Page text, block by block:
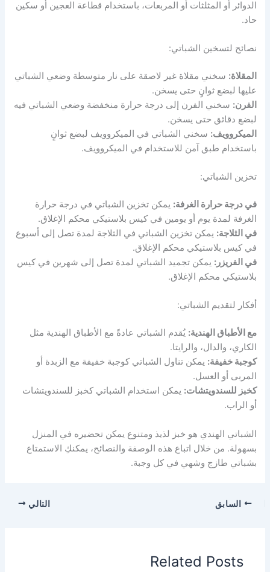
الدوائر أو المثلثات أو المربعات، باستخدام قطاعة العجين أو سكين
حاد.
نصائح لتسخين الشباتي:
المقلاة: سخني مقلاة غير لاصقة على نار متوسطة وضعي الشباتي
عليها لبضع ثوانٍ حتى يسخن.
الفرن: سخني الفرن إلى درجة حرارة منخفضة وضعي الشباتي فيه
لبضع دقائق حتى يسخن.
الميكروويف: سخني الشباتي في الميكروويف لبضع ثوانٍ
باستخدام طبق آمن للاستخدام في الميكروويف.
تخزين الشباتي:
في درجة حرارة الغرفة: يمكن تخزين الشباتي في درجة حرارة
الغرفة لمدة يوم أو يومين في كيس بلاستيكي محكم الإغلاق.
في الثلاجة: يمكن تخزين الشباتي في الثلاجة لمدة تصل إلى أسبوع
في كيس بلاستيكي محكم الإغلاق.
في الفريزر: يمكن تجميد الشباتي لمدة تصل إلى شهرين في كيس
بلاستيكي محكم الإغلاق.
أفكار لتقديم الشباتي:
مع الأطباق الهندية: يُقدم الشباتي عادةً مع الأطباق الهندية مثل
الكاري، والدال، والرايتا.
كوجبة خفيفة: يمكن تناول الشباتي كوجبة خفيفة مع الزبدة أو
المربى أو العسل.
كخبز للسندويتشات: يمكن استخدام الشباتي كخبز للسندويتشات
أو الراب.
الشباتي الهندي هو خبز لذيذ ومتنوع يمكن تحضيره في المنزل
بسهولة. من خلال اتباع هذه الوصفة والنصائح، يمكنكِ الاستمتاع
بشباتي طازج وشهي في كل وجبة.
السابق التالي
Related Posts